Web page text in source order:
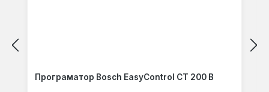
Програматор Bosch EasyControl CT 200 B